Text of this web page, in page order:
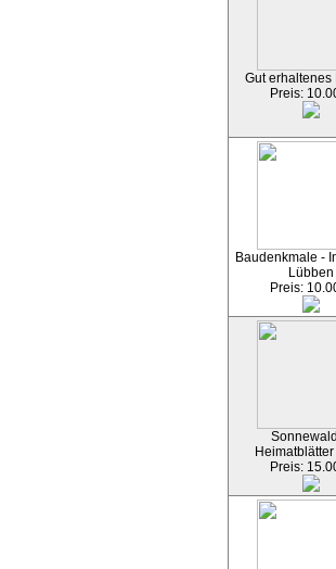
Gut erhaltenes
Preis:
Baudenkmale -
Lübben
Preis:
Preis: